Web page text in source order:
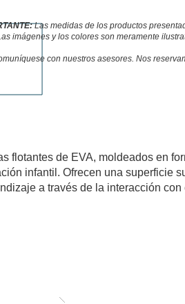
aprendizaje se vuelve mucho
Brasileña de Natación
para Embarazadas” - Ed. Icono;
Departamento Acuático de la
Las medidas de los productos
imágenes y los colores son meramente
con nuestros asesores. Nos
flotantes de EVA, moldeados en
infantil. Ofrecen una superficie
a través de la interacción con